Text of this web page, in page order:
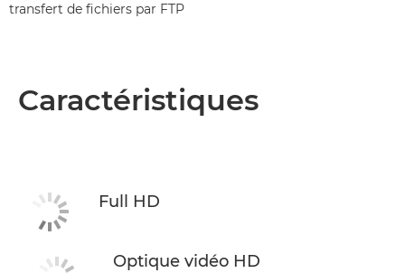
transfert de fichiers par FTP
Caractéristiques
Full HD
Optique vidéo HD